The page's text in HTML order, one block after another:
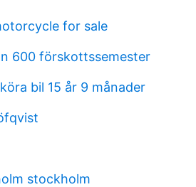
for sale
600 förskottssemester
bil 15 år 9 månader
stockholm